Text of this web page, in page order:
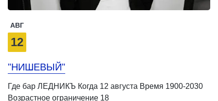
АВГ
12
"НИШЕВЫЙ"
Где бар ЛЕДНИКЪ Когда 12 августа Время 1900-2030
Возрастное ограничение 18